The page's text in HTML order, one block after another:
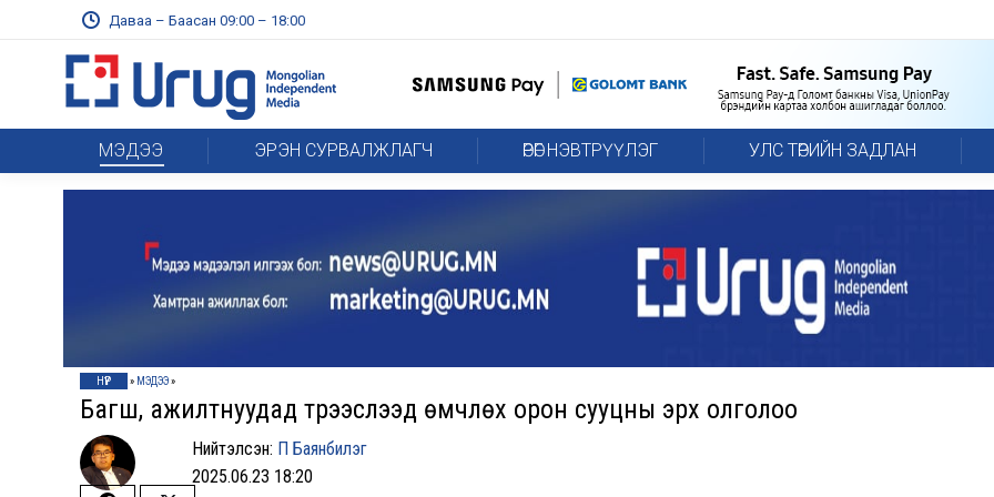
Даваа – Баасан 09:00 – 18:00
МЭДЭЭ ЭРЭН СУРВАЛЖЛАГЧ ӨРӨГ НЭВТРҮҮЛЭГ УЛС ТӨРИЙН ЗАДЛАН
НҮҮР » МЭДЭЭ»
Багш, ажилтнуудад түрээслээд өмчлөх орон сууцны эрх олголоо
Нийтэлсэн: П Баянбилэг
2025.06.23 18:20